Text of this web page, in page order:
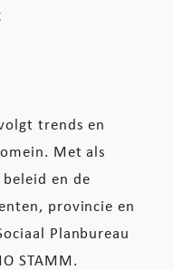
trends en
Met als
en de
provincie en
Planbureau
STAMM.